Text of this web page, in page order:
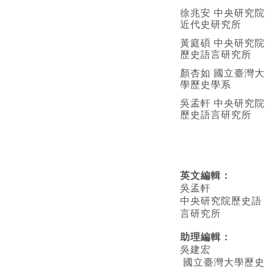
徐兆安 中央研究院
近代史研究所
黃庭碩 中央研究院
歷史語言研究所
顏杏如 國立臺灣大
學歷史學系
吳孟軒 中央研究院
歷史語言研究所
英文編輯 ：
吳孟軒
中央研究院歷史語
言研究所
助理編輯：
吳建宏
國立臺灣大學歷史